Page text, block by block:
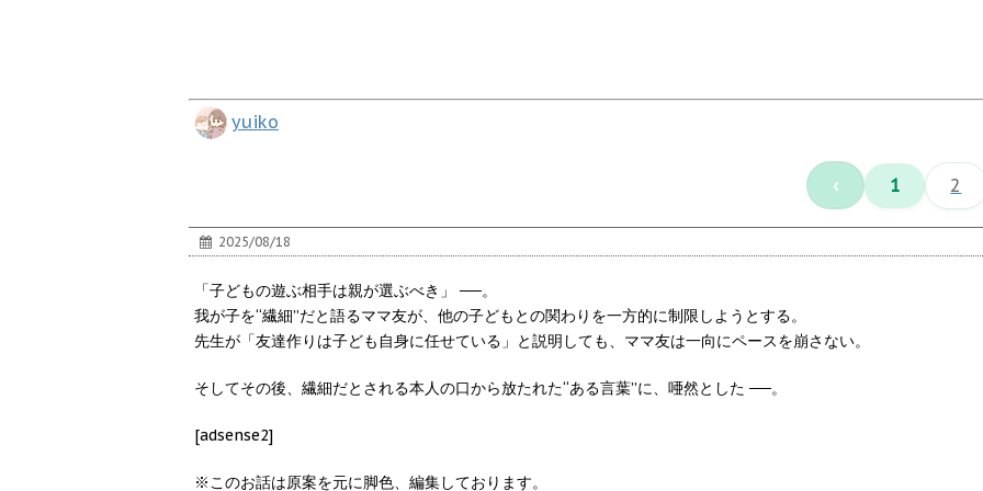
yuiko
‹ 1 2
2025/08/18
「子どもの遊ぶ相手は親が選ぶべき」 ──。
我が子を“繊細”だと語るママ友が、他の子どもとの関わりを一方的に制限しようとする。
先生が「友達作りは子ども自身に任せている」と説明しても、ママ友は一向にペースを崩さない。
そしてその後、繊細だとされる本人の口から放たれた“ある言葉”に、唖然とした ──。
[adsense2]
※このお話は原案を元に脚色、編集しております。